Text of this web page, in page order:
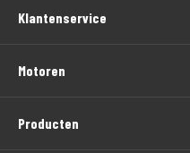
Klantenservice
Motoren
Producten